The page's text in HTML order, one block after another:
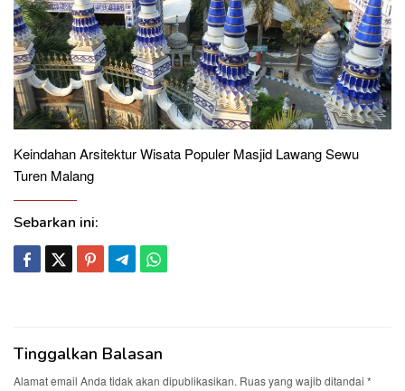
Keindahan Arsitektur Wisata Populer Masjid Lawang Sewu
Turen Malang
Sebarkan ini:
Tinggalkan Balasan
Alamat email Anda tidak akan dipublikasikan. Ruas yang wajib ditandai *